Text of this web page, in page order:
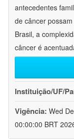
antecedentes
de câncer
Brasil, a
câncer é
Instituição/UF/
Vigência: Wed
00:00:00 BRT